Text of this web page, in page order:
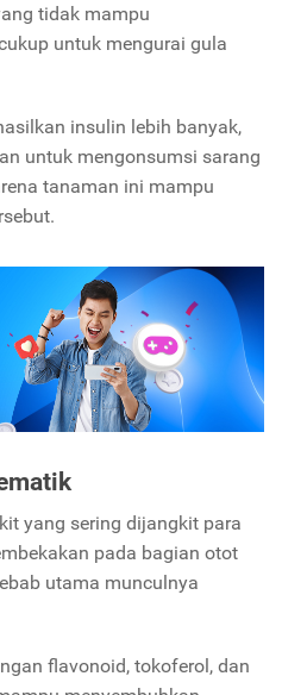
tidak mampu
untuk mengurai gula
insulin lebih banyak,
untuk mengonsumsi sarang
tanaman ini mampu
yang sering dijangkit para
pada bagian otot
utama munculnya
flavonoid, tokoferol, dan